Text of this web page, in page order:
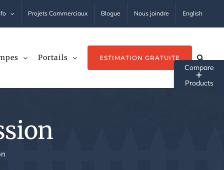
Projets Commerciaux Blogue Nous joindre English
Portails ESTIMATION GRATUITE